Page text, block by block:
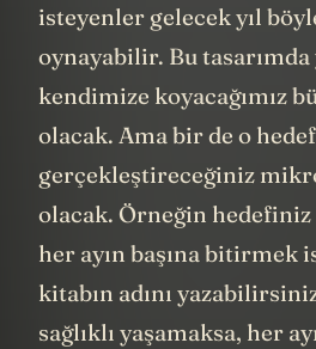
isteyenler gelecek yıl
oynayabilir. Bu
kendimize koyacağımız
olacak. Ama bir de o
gerçekleştireceğiniz
olacak. Örneğin
her ayın başına bitirmek
kitabın adını
sağlıklı yaşamaksa, her